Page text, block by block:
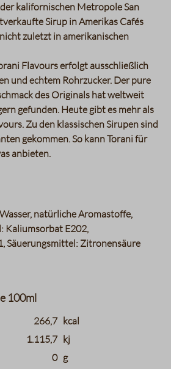
kalifornischen Metropole San
Sirup in Amerikas Cafés
zuletzt in amerikanischen
Flavours erfolgt ausschließlich
und echtem Rohrzucker. Der pure
des Originals hat weltweit
gefunden. Heute gibt es mehr als
Zu den klassischen Sirupen sind
gekommen. So kann Torani für
anbieten.
natürliche Aromastoffe,
Kaliumsorbat E202,
Säuerungsmittel: Zitronensäure
100ml
charts.nutritions.header_value
266,7 kcal
1.115,7 kj
0 g